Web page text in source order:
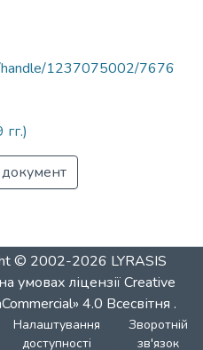
handle/1237075002/7676
© 2002-2026 LYRASIS
умовах ліцензіїCreative
4.0 Всесвітня .
Налаштування
доступності
Зворотній
зв'язок